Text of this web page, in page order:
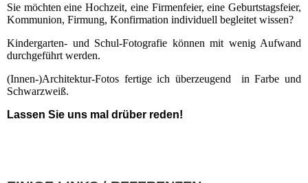
Sie möchten eine Hochzeit, eine Firmenfeier, eine Geburtstagsfeier,
Kommunion, Firmung, Konfirmation individuell begleitet wissen?
Kindergarten- und Schul-Fotografie können mit wenig Aufwand
durchgeführt werden.
(Innen-)Architektur-Fotos fertige ich überzeugend in Farbe und
Schwarzweiß.
Lassen Sie uns mal drüber reden!